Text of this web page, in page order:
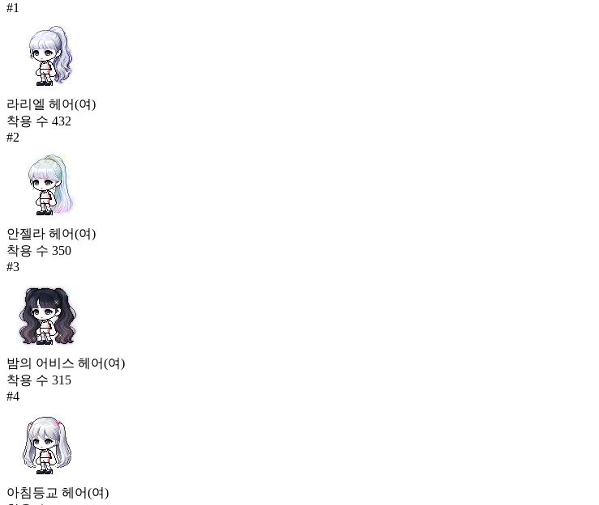
#1
라리엘 헤어(여)
착용 수 432
#2
안젤라 헤어(여)
착용 수 350
#3
밤의 어비스 헤어(여)
착용 수 315
#4
아침등교 헤어(여)